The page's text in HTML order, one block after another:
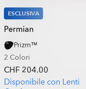
ESCLUSIVA
Permian
Prizm™
2 Colori
CHF 204.00
Disponibile con Lenti